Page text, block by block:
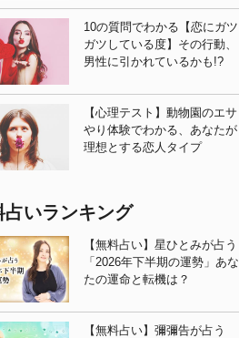
10の質問でわかる【恋にガツ
ガツしている度】その行動、
男性に引かれているかも!?
【心理テスト】動物園のエサ
やり体験でわかる、あなたが
理想とする恋人タイプ
占いランキング
【無料占い】星ひとみが占う
「2026年下半期の運勢」あな
たの運命と転機は？
【無料占い】彌彌告が占う